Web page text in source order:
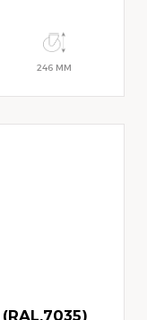
246 MM
(RAL.7035)